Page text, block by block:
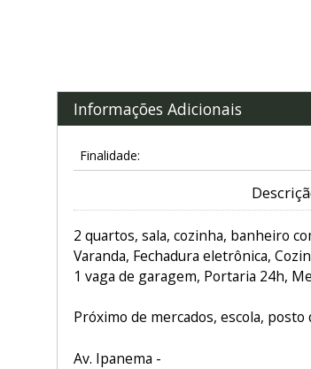
Informações Adicionais
Finalidade:
2 quartos, sala, cozinha, banheiro
Varanda, Fechadura eletrônica,
1 vaga de garagem, Portaria 24h,
Próximo de mercados, escola, posto
Av. Ipanema -